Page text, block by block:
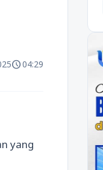
schedule04:29
yang